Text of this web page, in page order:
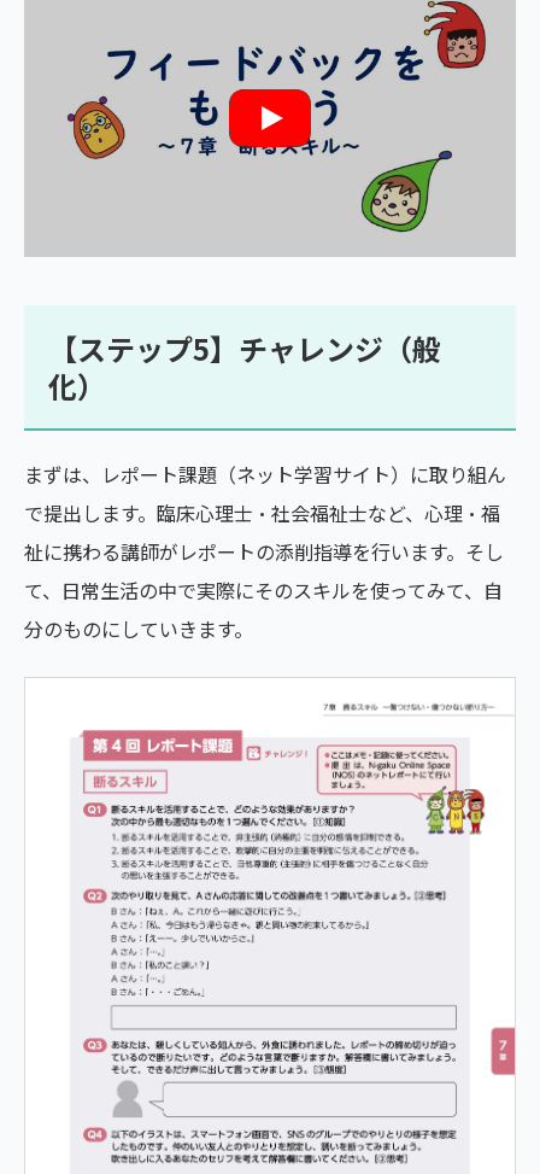
【ステップ5】チャレンジ（般
化）
まずは、レポート課題（ネット学習サイト）に取り組ん
で提出します。臨床心理士・社会福祉士など、心理・福
祉に携わる講師がレポートの添削指導を行います。そし
て、日常生活の中で実際にそのスキルを使ってみて、自
分のものにしていきます。